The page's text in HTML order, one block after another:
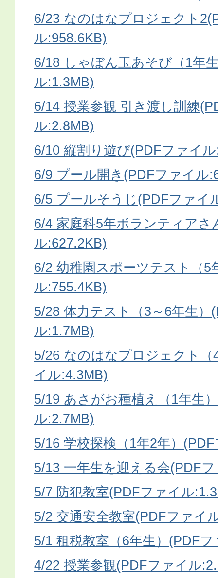
6/23 なのはなプロジェクト
ル:958.6KB)
6/18 しゃぼん玉あそび（1年
ル:1.3MB)
6/14 授業参観 引き渡し訓練
ル:2.8MB)
6/10 縦割り遊び(PDFファイ
6/9 プール開き(PDFファイル
6/5 プールそうじ(PDFファイ
6/4 家庭科5年ボランティアさ
ル:627.2KB)
6/2 幼稚園スポーツテスト（5
ル:755.4KB)
5/28 体力テスト（3～6年生）
ル:1.7MB)
5/26 なのはなプロジェクト（
イル:4.3MB)
5/19 あさがお種植え（1年生
ル:2.7MB)
5/16 学校探検（1年2年）
5/13 一年生を迎える会(PDF
5/7 防犯教室(PDFファイル
5/2 交通安全教室(PDFファイ
5/1 租税教室（6年生）(PDF
4/22 授業参観(PDFファイル